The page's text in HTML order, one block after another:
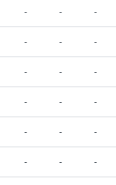
- - -
- - -
- - -
- - -
- - -
- - -